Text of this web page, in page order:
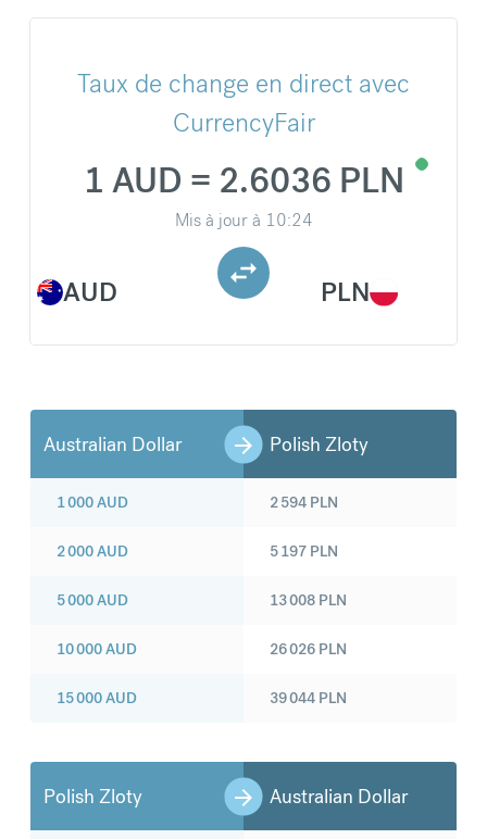
Taux de change en direct avec
CurrencyFair
AUD
1 AUD = 2.6036 PLN
Mis à jour à 10:24
PLN
Australian Dollar Polish Zloty
1 000AUD
2 000AUD
5 000AUD
10 000AUD
15 000AUD
2 594 PLN
5 197 PLN
13 008 PLN
26 026 PLN
39 044 PLN
Polish Zloty Australian Dollar